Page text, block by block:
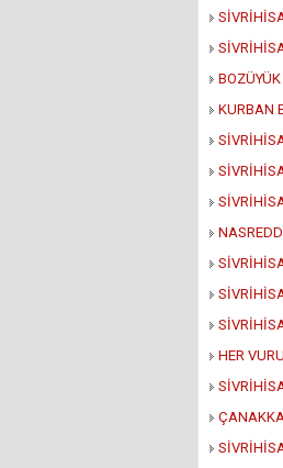
KURBAN
HER